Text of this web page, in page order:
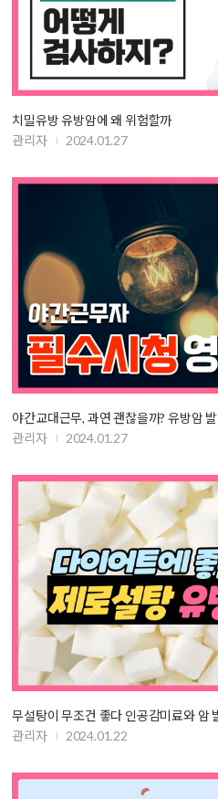
치밀유방 유방암에 왜 위험할까
관리자
2024.01.27
야간교대근무, 과연 괜찮을까? 유방암
관리자
2024.01.27
무설탕이 무조건 좋다 인공감미료와 암
관리자
2024.01.22